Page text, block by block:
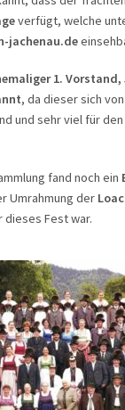
verfügt, welche
jachenau.de
1.
, da dieser sich
und sehr viel für
fand noch ein
Umrahmung der
dieses Fest war.